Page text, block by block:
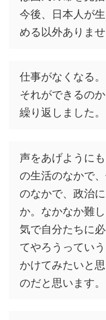
今後、日本人が
める以外ありませ
仕事がなくなる
それができるの
繰り返しました。
声をあげように
の生活のなかで
のなかで、政治
か。なかなか難
気で自分たちに
てやろうってい
かけてみたいと
のだと思います。